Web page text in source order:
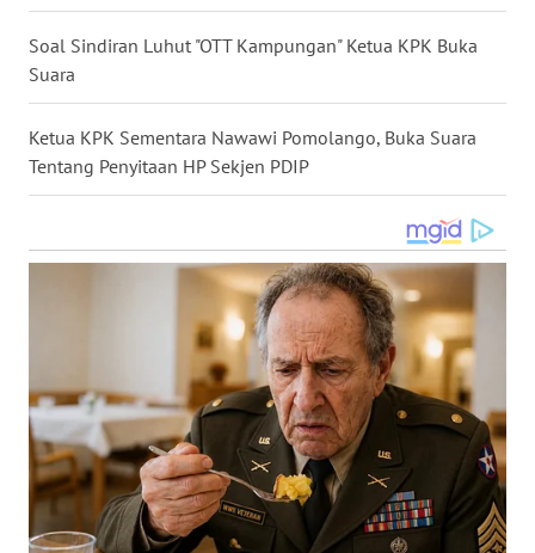
Soal Sindiran Luhut "OTT Kampungan" Ketua KPK Buka
Suara
Ketua KPK Sementara Nawawi Pomolango, Buka Suara
Tentang Penyitaan HP Sekjen PDIP
WN
KALTENG
WN
KALTARA
KALSEL
WN
SULSEL
WN
GORONTALO